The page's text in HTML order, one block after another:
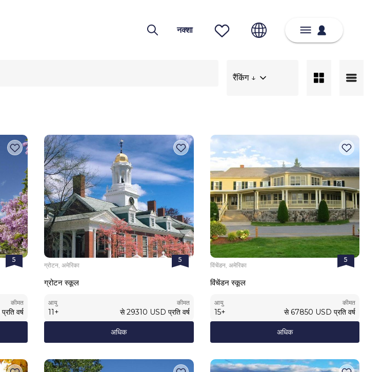
नक्शा
रैंकिंग ↓
5
कीमत
प्रति वर्ष
5
ग्रोटन, अमेरिका
ग्रोटन स्कूल
आयु
11+
कीमत
से 29310 USD प्रति वर्ष
अधिक
5
विंचेंडन, अमेरिका
विंचेंडन स्कूल
आयु
15+
कीमत
से 67850 USD प्रति वर्ष
अधिक